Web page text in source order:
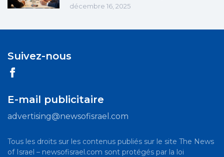
décembre 16, 2025
Suivez-nous
E-mail publicitaire
advertising@newsofisrael.com
Tous les droits sur les contenus publiés sur le site The News
of Israel – newsofisrael.com sont protégés par la loi